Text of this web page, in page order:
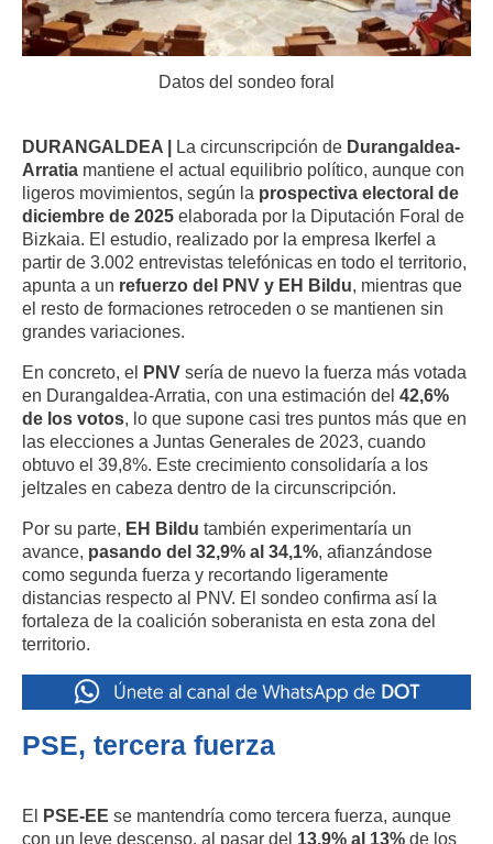
Datos del sondeo foral
DURANGALDEA | La circunscripción de Durangaldea-
Arratia mantiene el actual equilibrio político, aunque con
ligeros movimientos, según la prospectiva electoral de
diciembre de 2025 elaborada por la Diputación Foral de
Bizkaia. El estudio, realizado por la empresa Ikerfel a
partir de 3.002 entrevistas telefónicas en todo el territorio,
apunta a un refuerzo del PNV y EH Bildu, mientras que
el resto de formaciones retroceden o se mantienen sin
grandes variaciones.
En concreto, el PNV sería de nuevo la fuerza más votada
en Durangaldea-Arratia, con una estimación del 42,6%
de los votos, lo que supone casi tres puntos más que en
las elecciones a Juntas Generales de 2023, cuando
obtuvo el 39,8%. Este crecimiento consolidaría a los
jeltzales en cabeza dentro de la circunscripción.
Por su parte, EH Bildu también experimentaría un
avance, pasando del 32,9% al 34,1%, afianzándose
como segunda fuerza y recortando ligeramente
distancias respecto al PNV. El sondeo confirma así la
fortaleza de la coalición soberanista en esta zona del
territorio.
PSE, tercera fuerza
El PSE-EE se mantendría como tercera fuerza, aunque
con un leve descenso, al pasar del 13,9% al 13% de los